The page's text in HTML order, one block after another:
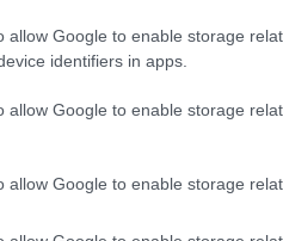
allow Google to enable storage
identifiers in apps.
allow Google to enable storage
allow Google to enable storage
τους ένα
γάμο. Το κουτί ήταν
βατόμουρο,
πολύ που κάνατε τις
Όνειρα